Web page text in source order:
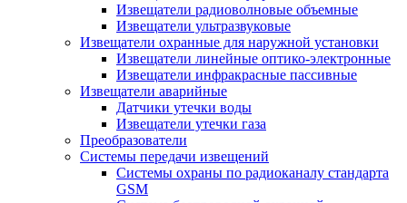
Извещатели радиоволновые объемные
Извещатели ультразвуковые
Извещатели охранные для наружной установки
Извещатели линейные оптико-электронные
Извещатели инфракрасные пассивные
Извещатели аварийные
Датчики утечки воды
Извещатели утечки газа
Преобразователи
Системы передачи извещений
Системы охраны по радиоканалу стандарта
GSM